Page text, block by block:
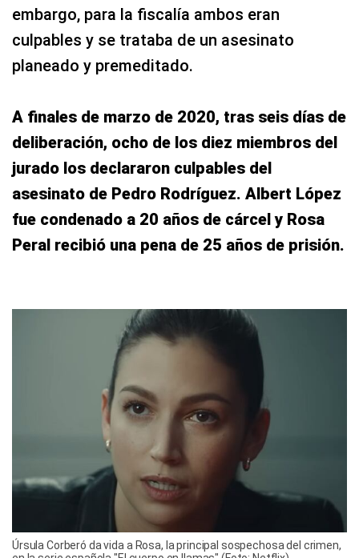
embargo, para la fiscalía ambos eran
culpables y se trataba de un asesinato
planeado y premeditado.
A finales de marzo de 2020, tras seis días de
deliberación, ocho de los diez miembros del
jurado los declararon culpables del
asesinato de Pedro Rodríguez. Albert López
fue condenado a 20 años de cárcel y Rosa
Peral recibió una pena de 25 años de prisión.
Úrsula Corberó da vida a Rosa, la principal sospechosa del crimen,